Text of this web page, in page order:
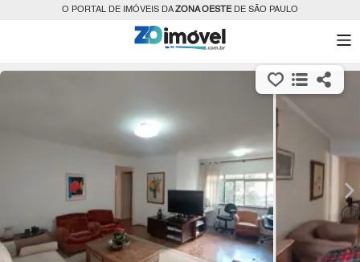
O PORTAL DE IMÓVEIS DAZONA OESTEDE SÃO PAULO